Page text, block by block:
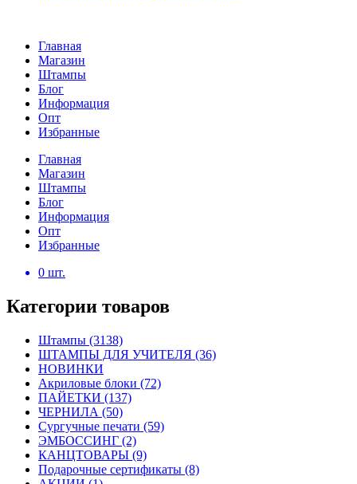
Главная
Магазин
Штампы
Блог
Информация
Опт
Избранные
Главная
Магазин
Штампы
Блог
Информация
Опт
Избранные
0 шт.
Категории товаров
Штампы (3138)
ШТАМПЫ ДЛЯ УЧИТЕЛЯ (36)
НОВИНКИ
Акриловые блоки (72)
ПАЙЕТКИ (137)
ЧЕРНИЛА (50)
Сургучные печати (59)
ЭМБОССИНГ (2)
КАНЦТОВАРЫ (9)
Подарочные сертификаты (8)